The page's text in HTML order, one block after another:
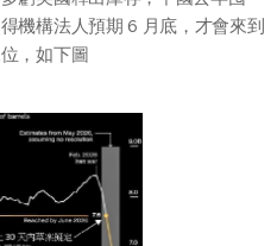
機構法人預期 6 月底，才會來到
，如下圖